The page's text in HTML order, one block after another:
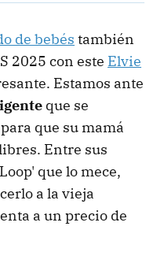
de bebés también
2025 con este Elvie
Estamos ante
que se
que su mamá
Entre sus
que lo mece,
a la vieja
a un precio de